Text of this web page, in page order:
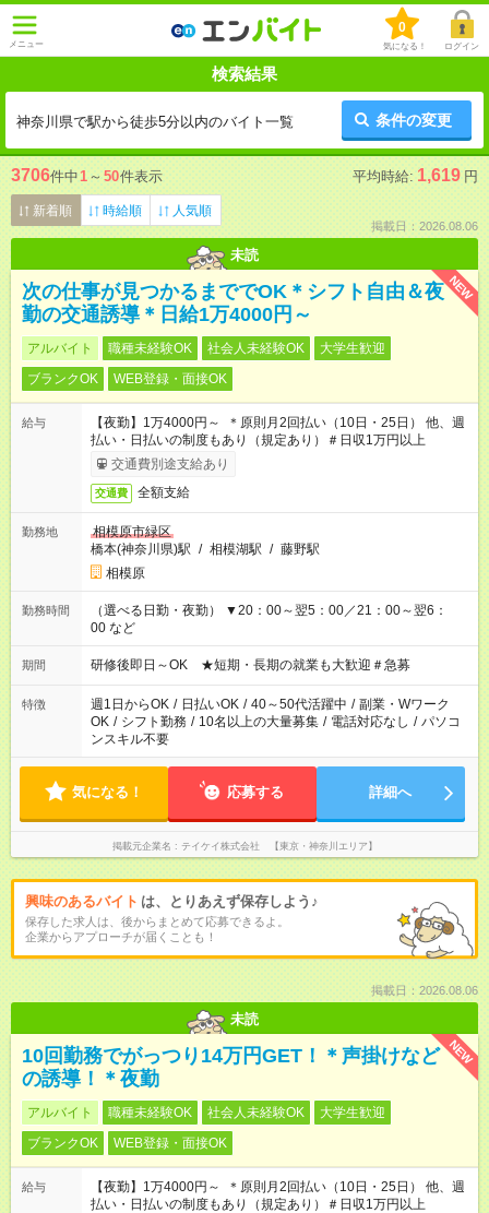
メニュー
0
気になる！ ログイン
検索結果
神奈川県で駅から徒歩5分以内のバイト一覧 条件の変更
3706件中1 ～ 50件表示 平均時給: 1,619 円
新着順 時給順 人気順
掲載日：2026.08.06
未読
NEW
次の仕事が見つかるまででOK＊シフト自由＆夜
勤の交通誘導＊日給1万4000円～
アルバイト 職種未経験OK 社会人未経験OK
大学生歓迎
ブランクOK
WEB登録・面接OK
給与
【夜勤】1万4000円～ ＊原則月2回払い（10日・25日） 他、週
払い・日払いの制度もあり（規定あり）＃日収1万円以上
交通費別途支給あり
交通費 全額支給
勤務地
相模原市緑区
橋本(神奈川県)駅 / 相模湖駅 / 藤野駅
相模原
勤務時間
（選べる日勤・夜勤） ▼20：00～翌5：00／21：00～翌6：
00 など
期間 研修後即日～OK ★短期・長期の就業も大歓迎＃急募
特徴 週1日からOK / 日払いOK / 40～50代活躍中 / 副業・Wワーク
OK / シフト勤務 / 10名以上の大量募集 / 電話対応なし / パソコ
ンスキル不要
気になる！ 応募する 詳細へ
掲載元企業名 テイケイ株式会社 【東京・神奈川エリア】
興味のあるバイト は、とりあえず保存しよう♪
保存した求人は、後からまとめて応募できるよ。
企業からアプローチが届くことも！
掲載日：2026.08.06
未読
NEW
10回勤務でがっつり14万円GET！＊声掛けなど
の誘導！＊夜勤
アルバイト 職種未経験OK 社会人未経験OK
大学生歓迎
ブランクOK
WEB登録・面接OK
給与
【夜勤】1万4000円～ ＊原則月2回払い（10日・25日） 他、週
払い・日払いの制度もあり（規定あり）＃日収1万円以上